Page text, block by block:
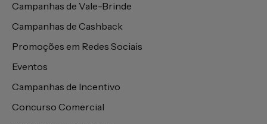
Campanhas de Vale-Brinde
Campanhas de Cashback
Promoções em Redes Sociais
Eventos
Campanhas de Incentivo
Concurso Comercial